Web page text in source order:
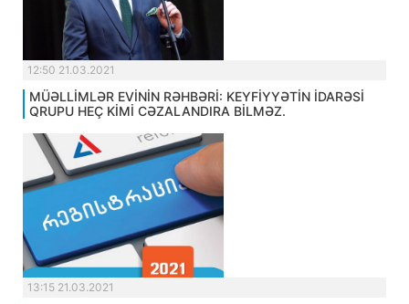
12:50 21.03.2021
MÜƏLLİMLƏR EVİNİN RƏHBƏRİ: KEYFİYYƏTİN İDARƏSİ
QRUPU HEÇ KİMİ CƏZALANDIRA BİLMƏZ.
13:15 21.03.2021